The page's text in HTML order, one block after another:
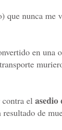
que nunca me
en una
el asedio
de